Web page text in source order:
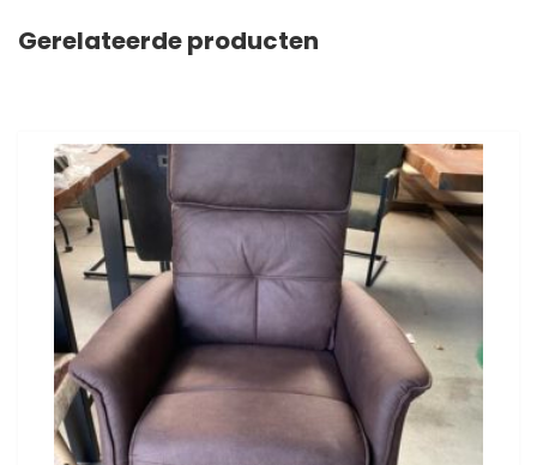
Gerelateerde producten